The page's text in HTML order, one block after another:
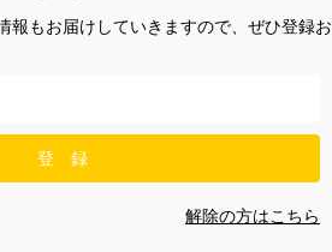
報もお届けしていきますので、ぜひ登録お
解除の方はこちら